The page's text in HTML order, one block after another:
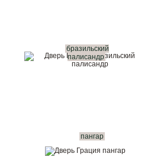
бразильский
палисандр
пангар